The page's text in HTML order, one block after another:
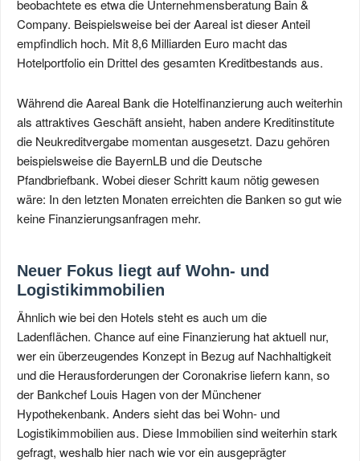
beobachtete es etwa die Unternehmensberatung Bain &
Company. Beispielsweise bei der Aareal ist dieser Anteil
empfindlich hoch. Mit 8,6 Milliarden Euro macht das
Hotelportfolio ein Drittel des gesamten Kreditbestands aus.
Während die Aareal Bank die Hotelfinanzierung auch weiterhin
als attraktives Geschäft ansieht, haben andere Kreditinstitute
die Neukreditvergabe momentan ausgesetzt. Dazu gehören
beispielsweise die BayernLB und die Deutsche
Pfandbriefbank. Wobei dieser Schritt kaum nötig gewesen
wäre: In den letzten Monaten erreichten die Banken so gut wie
keine Finanzierungsanfragen mehr.
Neuer Fokus liegt auf Wohn- und
Logistikimmobilien
Ähnlich wie bei den Hotels steht es auch um die
Ladenflächen. Chance auf eine Finanzierung hat aktuell nur,
wer ein überzeugendes Konzept in Bezug auf Nachhaltigkeit
und die Herausforderungen der Coronakrise liefern kann, so
der Bankchef Louis Hagen von der Münchener
Hypothekenbank. Anders sieht das bei Wohn- und
Logistikimmobilien aus. Diese Immobilien sind weiterhin stark
gefragt, weshalb hier nach wie vor ein ausgeprägter